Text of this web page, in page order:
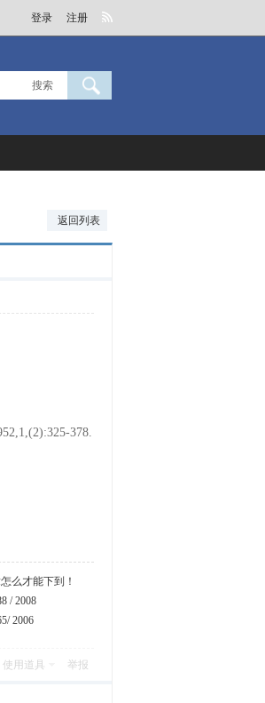
登录 注册
搜索
返回列表
378.
么才能下到！
/ 2008
2006
使用道具 举报